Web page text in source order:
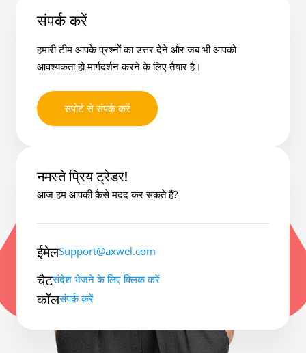
संपर्क करें
हमारी टीम आपके प्रश्नों का उत्तर देने और जब भी आपको
आवश्यकता हो मार्गदर्शन करने के लिए तैयार है।
सपोर्ट से संपर्क करें
नमस्ते प्रिय ट्रेडर!
आज हम आपकी कैसे मदद कर सकते हैं?
ईमेलSupport@axwel.com
चैटसंदेश भेजने के लिए क्लिक करें
कॉलसंपर्क करें